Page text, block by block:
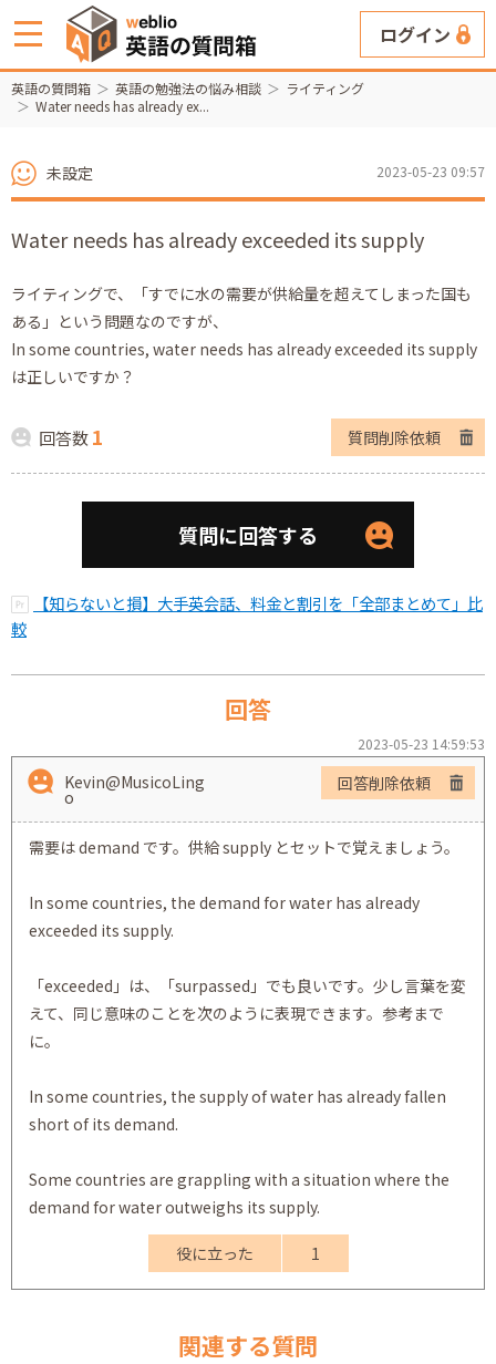
ログイン
英語の質問箱 英語の勉強法の悩み相談
ライティング
Water needs has already ex...
未設定 2023-05-23 09:57
Water needs has already exceeded its supply
ライティングで、「すでに水の需要が供給量を超えてしまった国も
ある」という問題なのですが、
In some countries, water needs has already exceeded its supply
は正しいですか？
回答数1 質問削除依頼
質問に回答する
【知らないと損】大手英会話、料金と割引を「全部まとめて」比
較
回答
2023-05-23 14:59:53
Kevin@MusicoLing
o
回答削除依頼
需要は demand です。供給 supply とセットで覚えましょう。
In some countries, the demand for water has already
exceeded its supply.
「exceeded」は、「surpassed」でも良いです。少し言葉を変
えて、同じ意味のことを次のように表現できます。参考まで
に。
In some countries, the supply of water has already fallen
short of its demand.
Some countries are grappling with a situation where the
demand for water outweighs its supply.
役に立った 1
関連する質問